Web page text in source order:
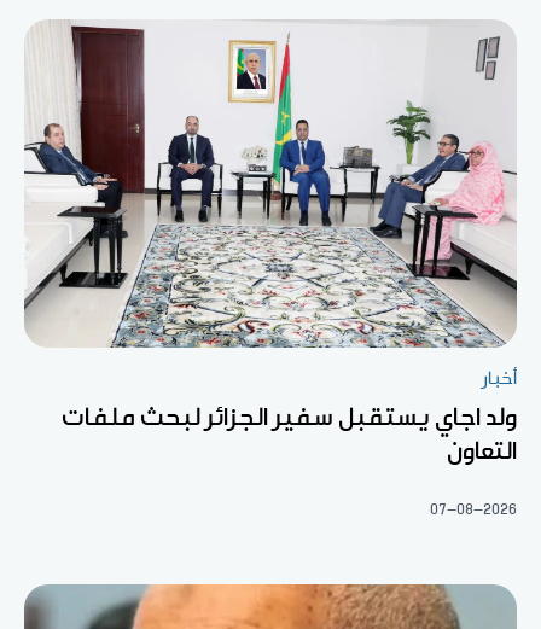
أخبار
ولد اجاي يستقبل سفير الجزائر لبحث ملفات
التعاون
07-08-2026